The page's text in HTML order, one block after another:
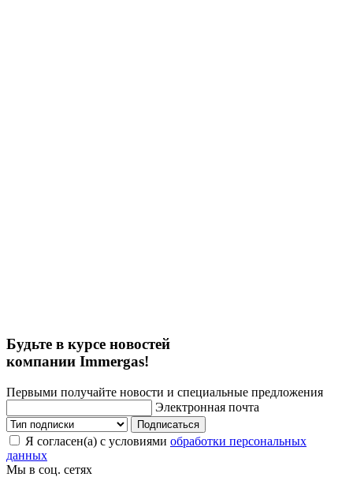
Будьте в курсе новостей
компании Immergas!
Первыми получайте новости и специальные предложения
Электронная почта
Подписаться
Я согласен(а) с условиями обработки персональных
данных
Мы в соц. сетях